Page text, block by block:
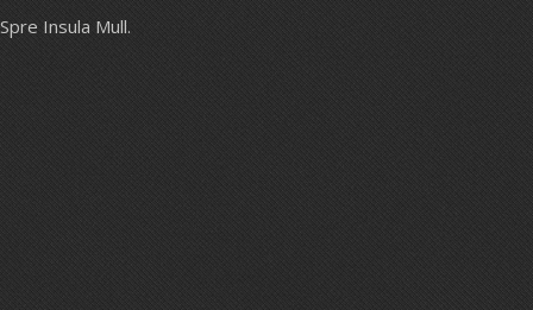
Spre Insula Mull.